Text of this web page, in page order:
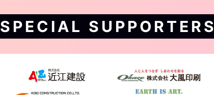
SPECIAL SUPPORTERS